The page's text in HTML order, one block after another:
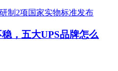
，五大UPS品牌怎么